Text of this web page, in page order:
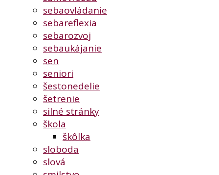
sebaovládanie
sebareflexia
sebarozvoj
sebaukájanie
sen
seniori
šestonedelie
šetrenie
silné stránky
škola
škôlka
sloboda
slová